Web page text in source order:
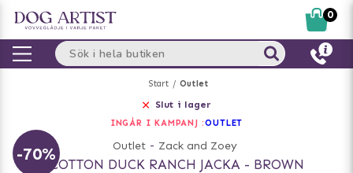
Start Outlet
Slut i lager
INGÅR I KAMPANJ :OUTLET
-70% Outlet - Zack and Zoey
COTTON DUCK RANCH JACKA - BROWN
0